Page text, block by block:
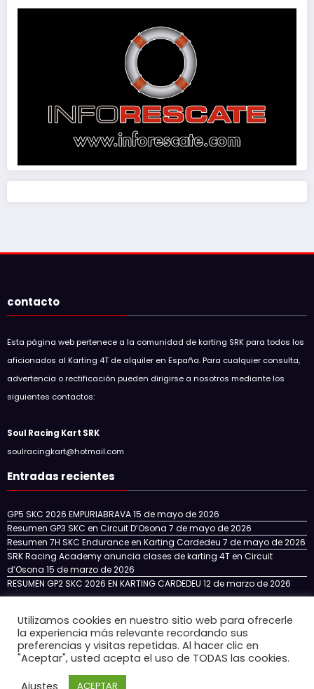
contacto
Esta página web pertenece a la comunidad de karting SRK para todos los
aficionados al Karting 4T de alquiler en España. Para cualquier consulta,
advertencia o rectificación pueden dirigirse a nosotros mediante los
siguientes contactos:
Soul Racing Kart SRK
soulracingkart@hotmail.com
Entradas recientes
GP5 SKC 2026 EMPURIABRAVA15 de mayo de 2026
Resumen GP3 SKC en Circuit D’Osona 7 de mayo de 2026
Resumen 7H SKC Endurance en Karting Cardedeu 7 de mayo de 2026
SRK Racing Academy anuncia clases de karting 4T en Circuit
d’Osona 15 de marzo de 2026
RESUMEN GP2 SKC 2026 EN KARTING CARDEDEU 12 de marzo de 2026
Inicio NOTICIAS NUESTRO EQUIPO
SKC CATALUÑA
SKC ENDURANCE
SRK RACING ACADEMY
CIRCUITOS 4T EN ESPAÑA
Newscrunch - Revista y blog
Utilizamos cookies en nuestro sitio web para ofrecerle
la experiencia más relevante recordando sus
preferencias y visitas repetidas. Al hacer clic en
"Aceptar", usted acepta el uso de TODAS las cookies.
Ajustes
ACEPTAR